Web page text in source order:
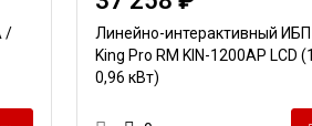
/
Линейно-интерактивный
King Pro RM KIN-1200AP LCD
0,96 кВт)